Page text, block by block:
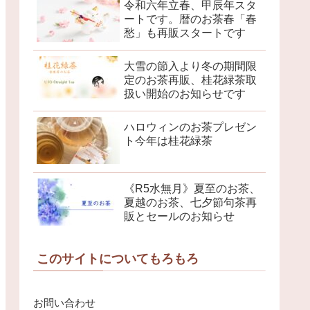
令和六年立春、甲辰年スタ
ートです。暦のお茶春「春
愁」も再販スタートです
大雪の節入より冬の期間限
定のお茶再販、桂花緑茶取
扱い開始のお知らせです
ハロウィンのお茶プレゼン
ト今年は桂花緑茶
《R5水無月》夏至のお茶、
夏越のお茶、七夕節句茶再
販とセールのお知らせ
このサイトについてもろもろ
お問い合わせ